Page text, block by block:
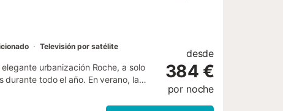
Televisión por satélite
urbanización Roche, a solo
todo el año. En verano, la
especial de los enormes ventanales
desde
384 €
por noche